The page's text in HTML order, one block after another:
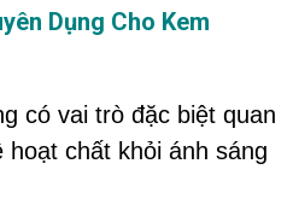
Dụng Cho Kem
có vai trò đặc biệt quan
chất khỏi ánh sáng